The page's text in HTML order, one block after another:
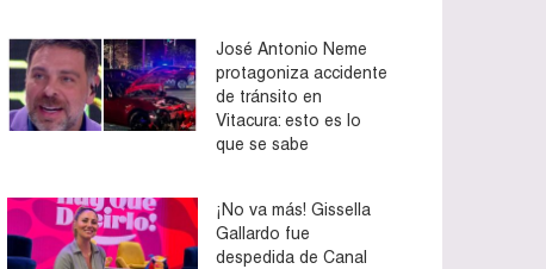
José Antonio Neme
protagoniza accidente
de tránsito en
Vitacura: esto es lo
que se sabe
¡No va más! Gissella
Gallardo fue
despedida de Canal